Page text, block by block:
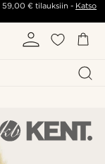
59,00 €tilauksiin - Katso